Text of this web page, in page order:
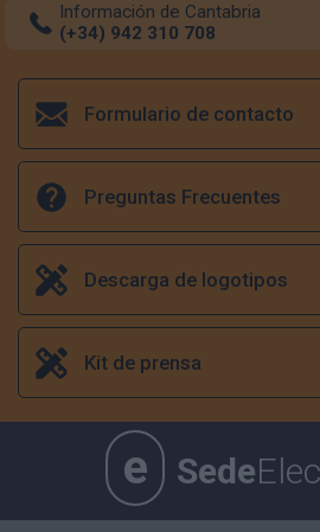
Información de Cantabria
(+34) 942 310 708
Formulario de contacto
Preguntas Frecuentes
Descarga de logotipos
Kit de prensa
e Sede